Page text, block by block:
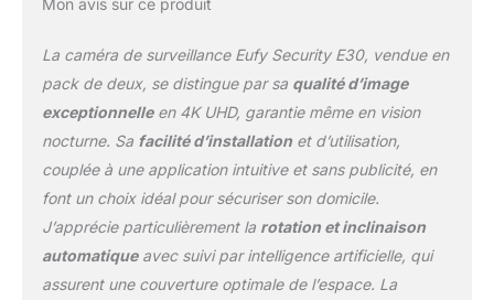
l'écran. Détection et suivi
par IA : La puissante IA
locale peut reconnaître
avec précision les
humains, les animaux de
compagnie, les sons et
les pleurs. Lorsque la
caméra détecte des
animaux, elle les suit et
les filme pour que vous
La caméra de surveillance Eufy Security E30, vendue en
pack de deux, se distingue par sa qualité d’image
exceptionnelleen 4K UHD, garantie même en vision
nocturne. Sa facilité d’installationet d’utilisation,
couplée à une application intuitive et sans publicité, en
font un choix idéal pour sécuriser son domicile.
J’apprécie particulièrement la rotation et inclinaison
automatiqueavec suivi par intelligence artificielle, qui
assurent une couverture optimale de l’espace. La